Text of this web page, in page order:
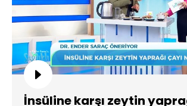
İnsüline karşı zeytin